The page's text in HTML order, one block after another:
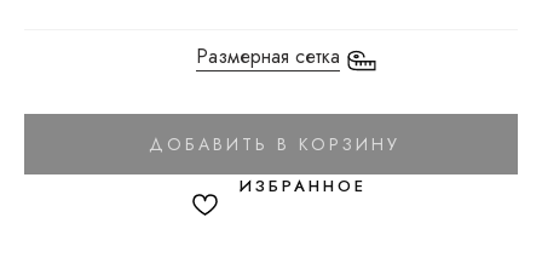
Размерная сетка
ДОБАВИТЬ В КОРЗИНУ